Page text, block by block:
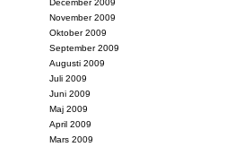
December 2009
November 2009
Oktober 2009
September 2009
Augusti 2009
Juli 2009
Juni 2009
Maj 2009
April 2009
Mars 2009